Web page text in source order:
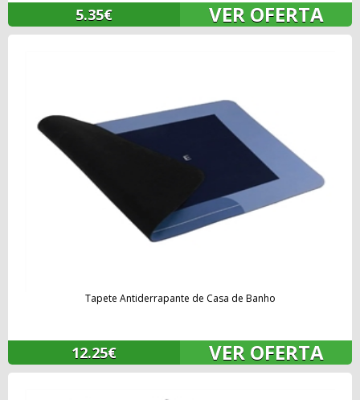
5.35€ VER OFERTA
Tapete Antiderrapante de Casa de Banho
12.25€ VER OFERTA